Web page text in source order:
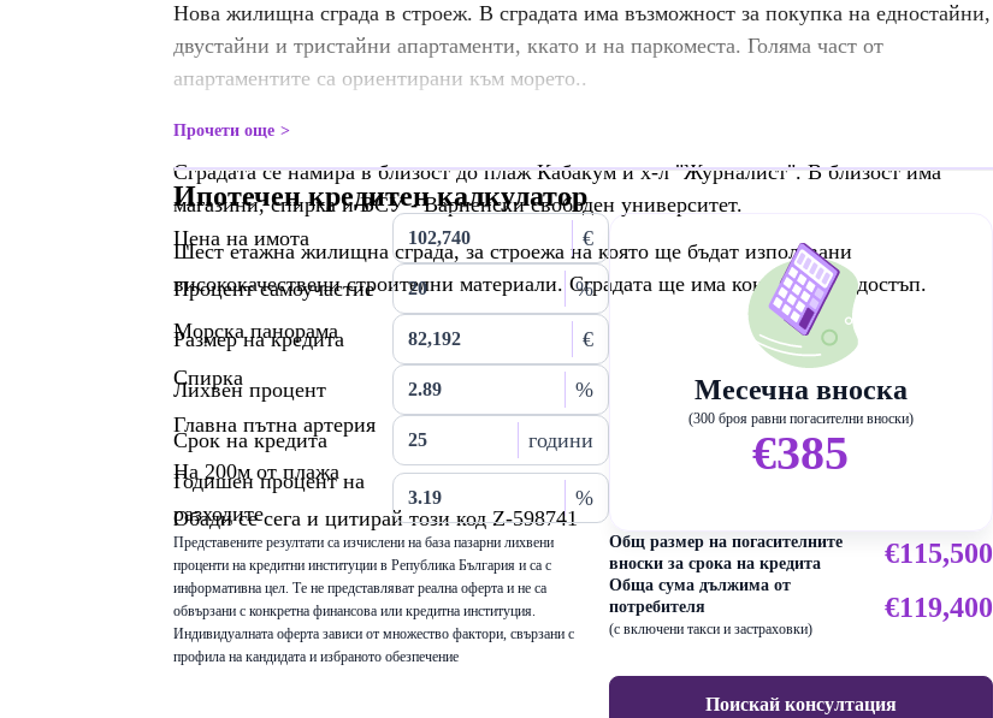
Нова жилищна сграда в строеж. В сградата има възможност за покупка на едностайни,
двустайни и тристайни апартаменти, ккато и на паркоместа. Голяма част от
апартаментите са ориентирани към морето..
Сградата се намира в близост до плаж Кабакум и х-л "Журналист". В близост има
магазини, спирка и ВСУ - Варненски свободен университет.
Шест етажна жилищна сграда, за строежа на която ще бъдат използвани
висококачествени строителни материали. Сградата ще има контролиран достъп.
Морска панорама
Спирка
Главна пътна артерия
На 200м от плажа
Обади се сега и цитирай този код Z-598741
Прочети още
Ипотечен кредитен калкулатор
Цена на имота €
Процент самоучастие %
Размер на кредита €
Лихвен процент %
Срок на кредита
години
Годишен процент на
разходите
%
Представените резултати са изчислени на база пазарни лихвени
проценти на кредитни институции в Република България и са с
информативна цел. Те не представляват реална оферта и не са
обвързани с конкретна финансова или кредитна институция.
Индивидуалната оферта зависи от множество фактори, свързани с
профила на кандидата и избраното обезпечение
Месечна вноска
(300 броя равни погасителни вноски)
€385
Общ размер на погасителните
вноски за срока на кредита
€115,500
Обща сума дължима от
потребителя
(с включени такси и застраховки)
€119,400
Поискай консултация